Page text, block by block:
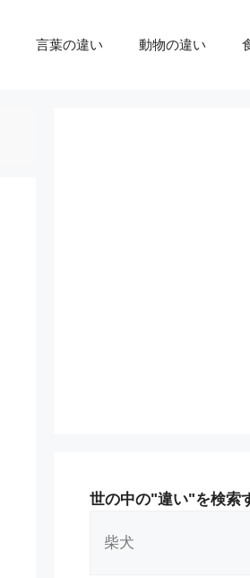
言葉の違い 動物の違い
世の中の"違い"を検索